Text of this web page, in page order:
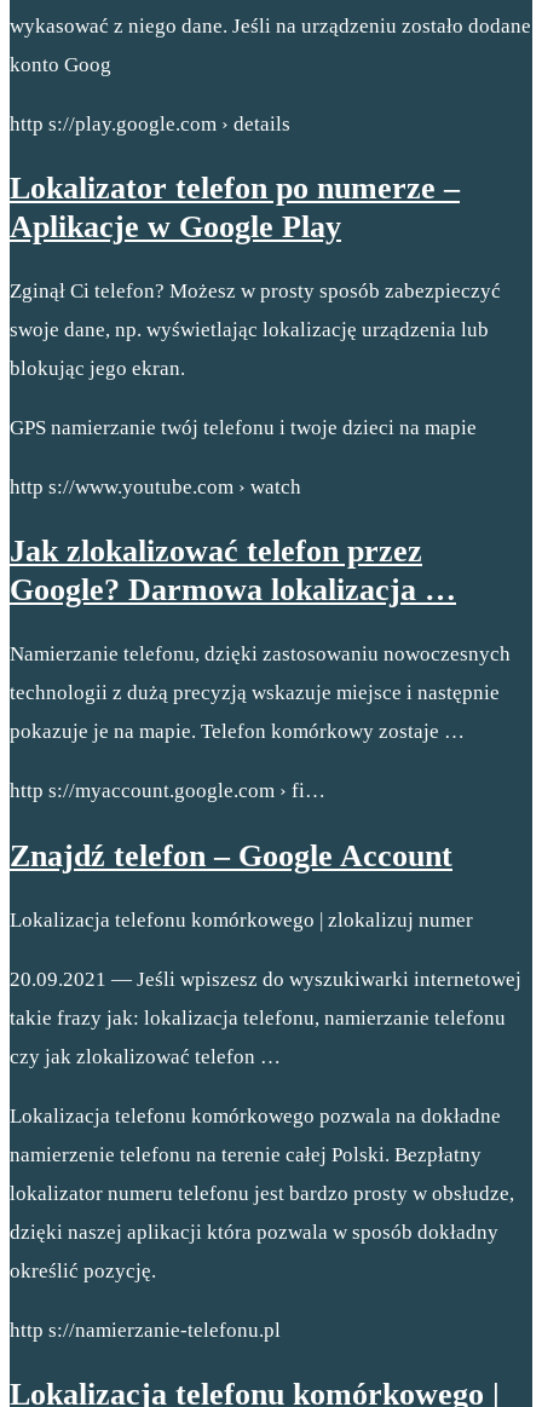
wykasować z niego dane. Jeśli na urządzeniu zostało dodane
konto Goog
http s://play.google.com › details
Lokalizator telefon po numerze –
Aplikacje w Google Play
Zginął Ci telefon? Możesz w prosty sposób zabezpieczyć
swoje dane, np. wyświetlając lokalizację urządzenia lub
blokując jego ekran.
GPS namierzanie twój telefonu i twoje dzieci na mapie
http s://www.youtube.com › watch
Jak zlokalizować telefon przez
Google? Darmowa lokalizacja …
Namierzanie telefonu, dzięki zastosowaniu nowoczesnych
technologii z dużą precyzją wskazuje miejsce i następnie
pokazuje je na mapie. Telefon komórkowy zostaje …
http s://myaccount.google.com › fi…
Znajdź telefon – Google Account
Lokalizacja telefonu komórkowego | zlokalizuj numer
20.09.2021 — Jeśli wpiszesz do wyszukiwarki internetowej
takie frazy jak: lokalizacja telefonu, namierzanie telefonu
czy jak zlokalizować telefon …
Lokalizacja telefonu komórkowego pozwala na dokładne
namierzenie telefonu na terenie całej Polski. Bezpłatny
lokalizator numeru telefonu jest bardzo prosty w obsłudze,
dzięki naszej aplikacji która pozwala w sposób dokładny
określić pozycję.
http s://namierzanie-telefonu.pl
Lokalizacja telefonu komórkowego |